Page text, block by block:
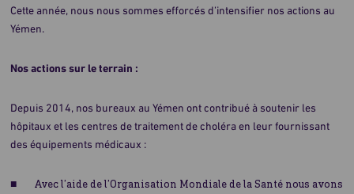
Cette année, nous nous sommes efforcés d’intensifier nos actions au
Yémen.
Nos actions sur le terrain :
Depuis 2014, nos bureaux au Yémen ont contribué à soutenir les
hôpitaux et les centres de traitement de choléra en leur fournissant
des équipements médicaux :
Avec l’aide de l’Organisation Mondiale de la Santé nous avons